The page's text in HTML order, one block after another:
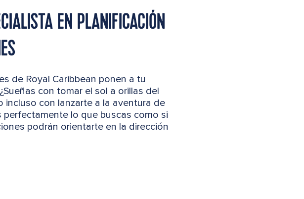
EN PLANIFICACIÓN
de Royal Caribbean ponen a tu
con tomar el sol a orillas del
incluso con lanzarte a la aventura de
perfectamente lo que buscas como si
podrán orientarte en la dirección